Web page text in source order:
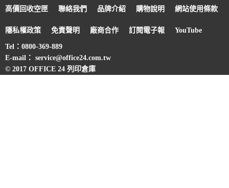
高價回收空匣 聯絡我們 品牌介紹 購物說明 網站使用條款
隱私權政策 免責聲明 廠商合作 訂閱電子報 YouTube
Tel：0800-369-889
E-mail： service@office24.com.tw
© 2017 OFFICE 24 列印倉庫